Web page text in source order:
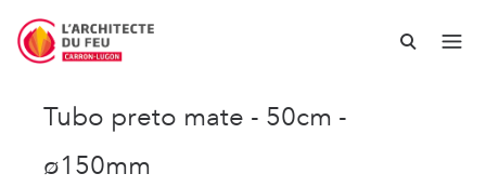
Tubo preto mate - 50cm -
ø150mm